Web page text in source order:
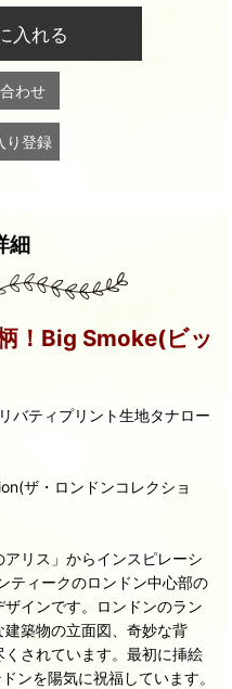
入れる
わせ
り登録
細
！Big Smoke(ビッ
バティプリント生地タナロー
ザ・ロンドンコレクショ
リス」からインスピレーシ
ティークのロンドン中心部の
インです。ロンドンのラン
建築物の立面図、奇妙な背
されています。最初に挿絵
ンを陽気に祝福しています。